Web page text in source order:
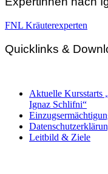
FNL Kräuterexperten
Quicklinks &
Aktuelle Kursstarts
Ignaz Schlifni“
Leitbild & Ziele